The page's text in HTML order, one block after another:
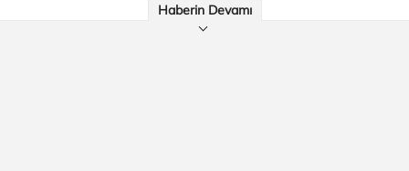
Haberin Devamı